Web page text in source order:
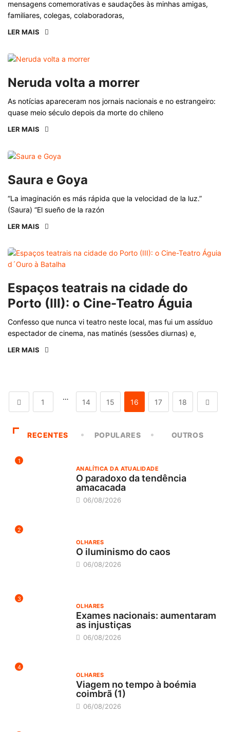
mensagens comemorativas e saudações às minhas amigas,
familiares, colegas, colaboradoras,
LER MAIS
Neruda volta a morrer
As notícias apareceram nos jornais nacionais e no estrangeiro:
quase meio século depois da morte do chileno
LER MAIS
Saura e Goya
“La imaginación es más rápida que la velocidad de la luz.”
(Saura) “El sueño de la razón
LER MAIS
Espaços teatrais na cidade do
Porto (III): o Cine-Teatro Águia
Confesso que nunca vi teatro neste local, mas fui um assíduo
espectador de cinema, nas matinés (sessões diurnas) e,
LER MAIS
1
…
14 15 16 17 18
RECENTES POPULARES OUTROS
1
ANALÍTICA DA ATUALIDADE
O paradoxo da tendência
amacacada
06/08/2026
2
OLHARES
O iluminismo do caos
06/08/2026
3
OLHARES
Exames nacionais: aumentaram
as injustiças
06/08/2026
4
OLHARES
Viagem no tempo à boémia
coimbrã (1)
06/08/2026